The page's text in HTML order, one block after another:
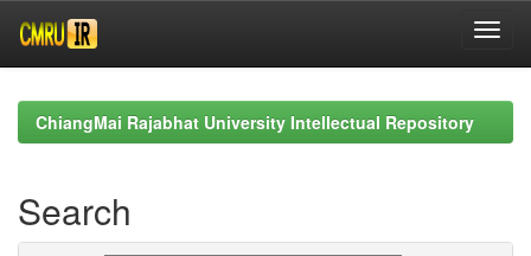
navigationChiangMai Rajabhat University Intellectual Repository
Search